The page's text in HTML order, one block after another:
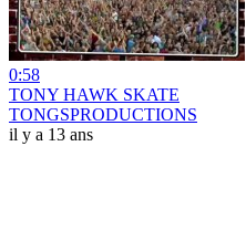
0:58
TONY HAWK SKATE
TONGSPRODUCTIONS
il y a 13 ans